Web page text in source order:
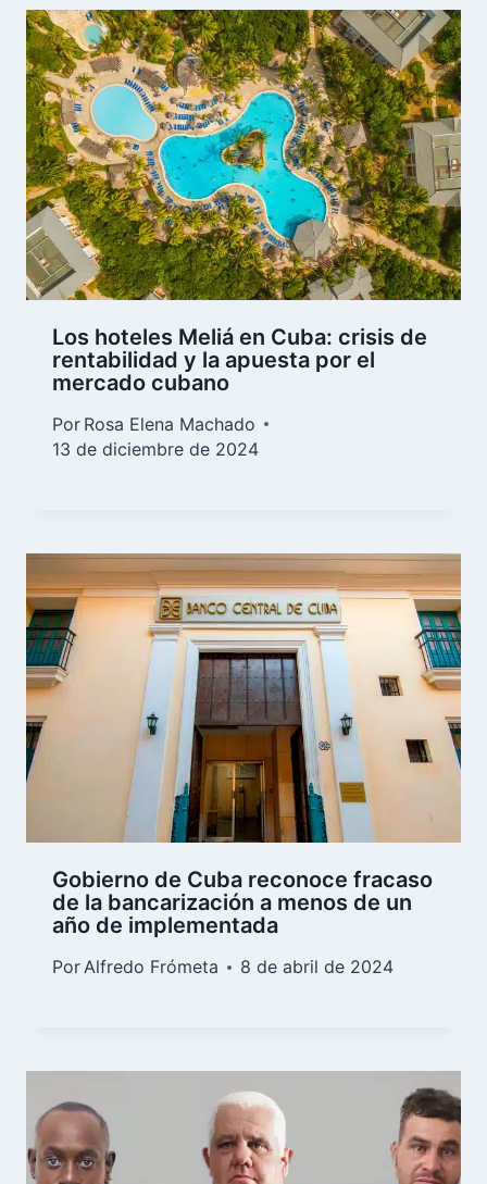
Los hoteles Meliá en Cuba: crisis de
rentabilidad y la apuesta por el
mercado cubano
Por Rosa Elena Machado
13 de diciembre de 2024
Gobierno de Cuba reconoce fracaso
de la bancarización a menos de un
año de implementada
PorAlfredo Frómeta 8 de abril de 2024